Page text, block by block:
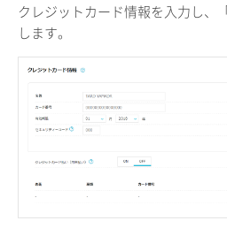
クレジットカード情報を入力し、
します。